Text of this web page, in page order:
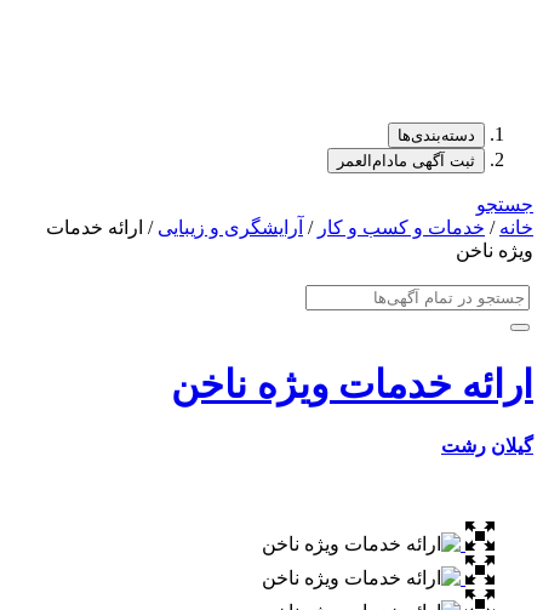
دسته‌بندی‌ها
ثبت آگهی مادام‌العمر
جستجو
خانه / خدمات و کسب و کار / آرایشگری و زیبایی / ارائه خدمات
ویژه ناخن
ارائه خدمات ویژه ناخن
گیلان رشت